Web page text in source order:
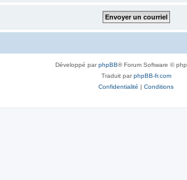
Développé parphpBB® Forum Software ©
Traduit parphpBB-fr.com
Confidentialité | Conditions